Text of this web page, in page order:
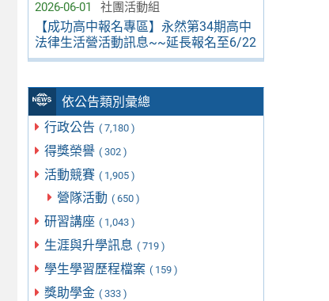
2026-06-01 社團活動組
【成功高中報名專區】永然第34期高中
法律生活營活動訊息~~延長報名至6/22
依公告類別彙總
行政公告 ( 7,180 )
得獎榮譽 ( 302 )
活動競賽 ( 1,905 )
營隊活動 ( 650 )
研習講座 ( 1,043 )
生涯與升學訊息 ( 719 )
學生學習歷程檔案 ( 159 )
獎助學金 ( 333 )